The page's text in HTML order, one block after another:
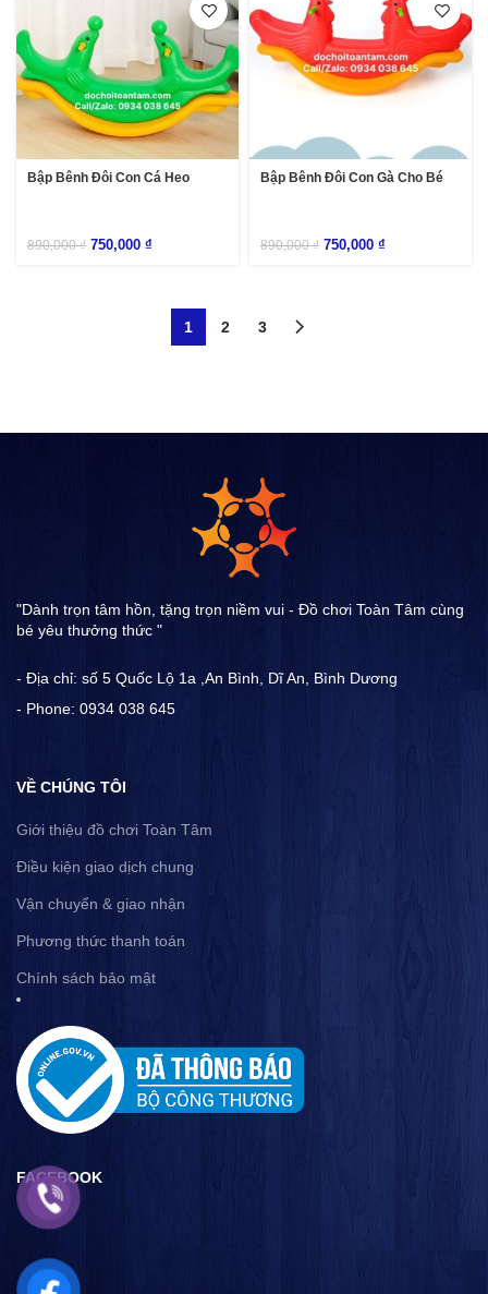
Bập Bênh Đôi Con Cá Heo
890,000₫ 750,000 ₫
Bập Bênh Đôi Con Gà Cho Bé
890,000₫ 750,000 ₫
1 2 3
"Dành trọn tâm hồn, tặng trọn niềm vui - Đồ chơi Toàn Tâm cùng
bé yêu thưởng thức "
- Địa chỉ: số 5 Quốc Lộ 1a ,An Bình, Dĩ An, Bình Dương
- Phone: 0934 038 645
VỀ CHÚNG TÔI
Giới thiệu đồ chơi Toàn Tâm
Điều kiện giao dịch chung
Vận chuyển & giao nhận
Phương thức thanh toán
Chính sách bảo mật
FACEBOOK